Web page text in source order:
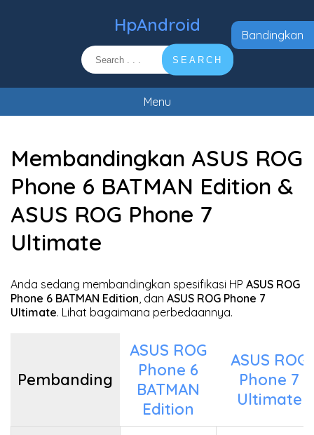
HpAndroid
SEARCH
Menu
Membandingkan ASUS ROG
Phone 6 BATMAN Edition &
ASUS ROG Phone 7
Ultimate
Anda sedang membandingkan spesifikasi HP ASUS ROG
Phone 6 BATMAN Edition, dan ASUS ROG Phone 7
Ultimate. Lihat bagaimana perbedaannya.
Pembanding
ASUS ROG
Phone 6
BATMAN
Edition
ASUS ROG
Phone 7
Ultimate
Bandingkan